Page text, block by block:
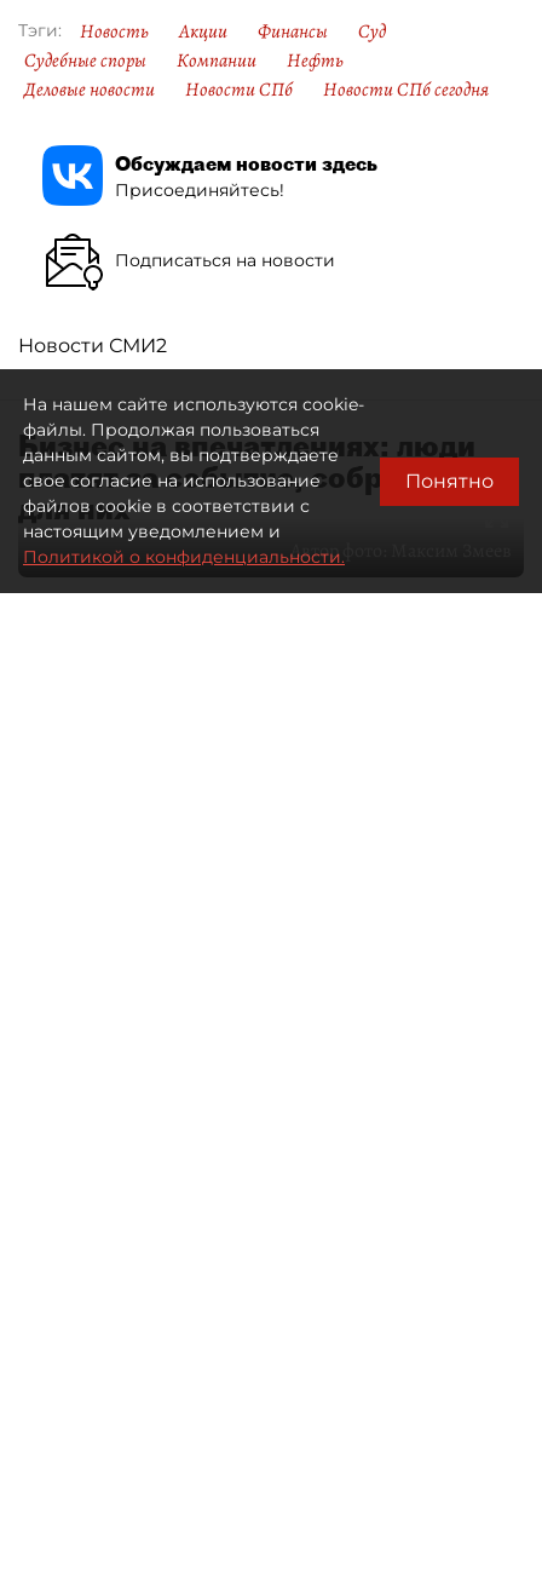
Тэги: Новость Акции Финансы
Суд
Судебные споры
Компании
Нефть
Деловые новости
Новости СПб Новости СПб сегодня
Обсуждаем новости здесь
Присоединяйтесь!
Подписаться на новости
Новости СМИ2
Бизнес на впечатлениях: люди
платят за событие, собранное
для них
Автор фото:
На нашем сайте используются cookie-
файлы. Продолжая пользоваться
данным сайтом, вы подтверждаете
свое согласие на использование
файлов cookie в соответствии с
настоящим уведомлением и
Политикой о конфиденциальности.
Понятно